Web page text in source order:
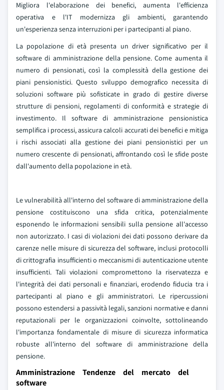
Migliora l'elaborazione dei benefici, aumenta l'efficienza
operativa e l'IT modernizza gli ambienti, garantendo
un'esperienza senza interruzioni per i partecipanti al piano.
La popolazione di età presenta un driver significativo per il
software di amministrazione della pensione. Come aumenta il
numero di pensionati, così la complessità della gestione dei
piani pensionistici. Questo sviluppo demografico necessita di
soluzioni software più sofisticate in grado di gestire diverse
strutture di pensioni, regolamenti di conformità e strategie di
investimento. Il software di amministrazione pensionistica
semplifica i processi, assicura calcoli accurati dei benefici e mitiga
i rischi associati alla gestione dei piani pensionistici per un
numero crescente di pensionati, affrontando così le sfide poste
dall'aumento della popolazione in età.
Le vulnerabilità all'interno del software di amministrazione della
pensione costituiscono una sfida critica, potenzialmente
esponendo le informazioni sensibili sulla pensione all'accesso
non autorizzato. I casi di violazioni dei dati possono derivare da
carenze nelle misure di sicurezza del software, inclusi protocolli
di crittografia insufficienti o meccanismi di autenticazione utente
insufficienti. Tali violazioni compromettono la riservatezza e
l'integrità dei dati personali e finanziari, erodendo fiducia tra i
partecipanti al piano e gli amministratori. Le ripercussioni
possono estendersi a passività legali, sanzioni normative e danni
reputazionali per le organizzazioni coinvolte, sottolineando
l'importanza fondamentale di misure di sicurezza informatica
robuste all'interno del software di amministrazione della
pensione.
Amministrazione Tendenze del mercato del
software